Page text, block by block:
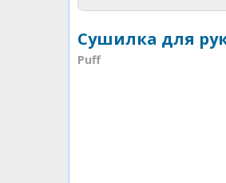
Сушилка для рук
Puff